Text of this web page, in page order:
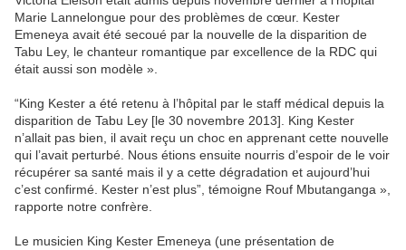
Marie Lannelongue pour des problèmes de cœur. Kester
Emeneya avait été secoué par la nouvelle de la disparition de
Tabu Ley, le chanteur romantique par excellence de la RDC qui
était aussi son modèle ».
“King Kester a été retenu à l’hôpital par le staff médical depuis la
disparition de Tabu Ley [le 30 novembre 2013]. King Kester
n’allait pas bien, il avait reçu un choc en apprenant cette nouvelle
qui l’avait perturbé. Nous étions ensuite nourris d’espoir de le voir
récupérer sa santé mais il y a cette dégradation et aujourd’hui
c’est confirmé. Kester n’est plus”, témoigne Rouf Mbutanganga »,
rapporte notre confrère.
Le musicien King Kester Emeneya (une présentation de